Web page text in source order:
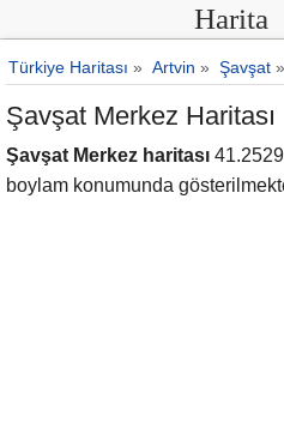
Harita
Türkiye Haritası » Artvin » Şavşat »
Şavşat Merkez Haritası
Şavşat Merkez haritası
boylam konumunda